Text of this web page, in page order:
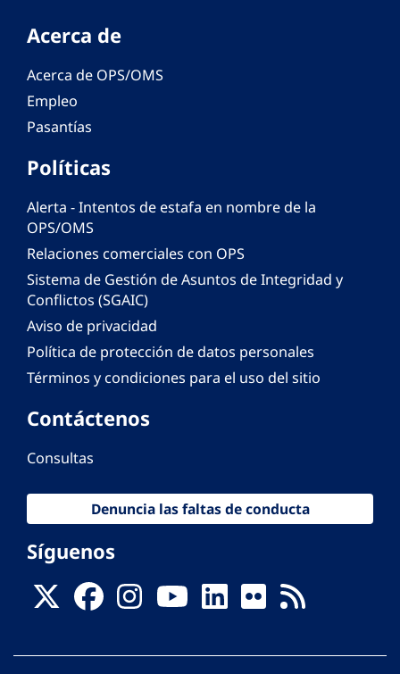
Acerca de
Acerca de OPS/OMS
Empleo
Pasantías
Políticas
Alerta - Intentos de estafa en nombre de la
OPS/OMS
Relaciones comerciales con OPS
Sistema de Gestión de Asuntos de Integridad y
Conflictos (SGAIC)
Aviso de privacidad
Política de protección de datos personales
Términos y condiciones para el uso del sitio
Contáctenos
Consultas
Denuncia las faltas de conducta
Síguenos